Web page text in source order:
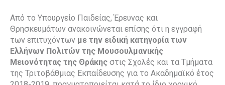
Από το Υπουργείο Παιδείας, Έρευνας και
Θρησκευμάτων ανακοινώνεται επίσης ότι η εγγραφή
των επιτυχόντων με την ειδική κατηγορία των
Ελλήνων Πολιτών της Μουσουλμανικής
Μειονότητας της Θράκης στις Σχολές και τα Τμήματα
της Τριτοβάθμιας Εκπαίδευσης για το Ακαδημαϊκό έτος